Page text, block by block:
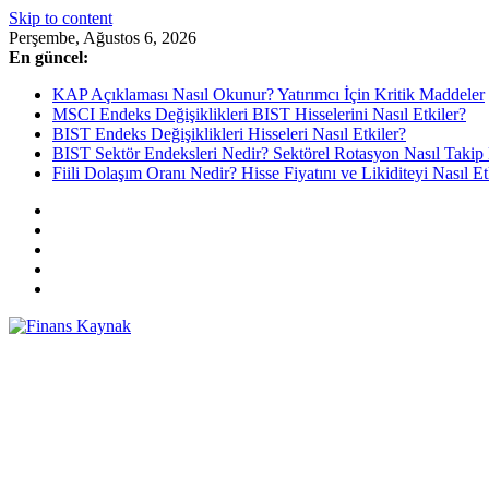
Skip to content
Perşembe, Ağustos 6, 2026
En güncel:
KAP Açıklaması Nasıl Okunur? Yatırımcı İçin Kritik Maddeler
MSCI Endeks Değişiklikleri BIST Hisselerini Nasıl Etkiler?
BIST Endeks Değişiklikleri Hisseleri Nasıl Etkiler?
BIST Sektör Endeksleri Nedir? Sektörel Rotasyon Nasıl
Fiili Dolaşım Oranı Nedir? Hisse Fiyatını ve Likiditeyi Nasıl